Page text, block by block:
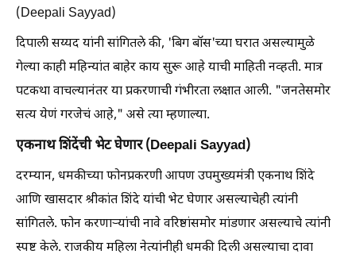
(Deepali Sayyad)
दिपाली सय्यद यांनी सांगितले की, 'बिग बॉस'च्या घरात असल्यामुळे
गेल्या काही महिन्यांत बाहेर काय सुरू आहे याची माहिती नव्हती. मात्र
पटकथा वाचल्यानंतर या प्रकरणाची गंभीरता लक्षात आली. "जनतेसमोर
सत्य येणं गरजेचं आहे," असे त्या म्हणाल्या.
एकनाथ शिंदेंची भेट घेणार (Deepali Sayyad)
दरम्यान, धमकीच्या फोनप्रकरणी आपण उपमुख्यमंत्री एकनाथ शिंदे
आणि खासदार श्रीकांत शिंदे यांची भेट घेणार असल्याचेही त्यांनी
सांगितले. फोन करणाऱ्यांची नावे वरिष्ठांसमोर मांडणार असल्याचे त्यांनी
स्पष्ट केले. राजकीय महिला नेत्यांनीही धमकी दिली असल्याचा दावा